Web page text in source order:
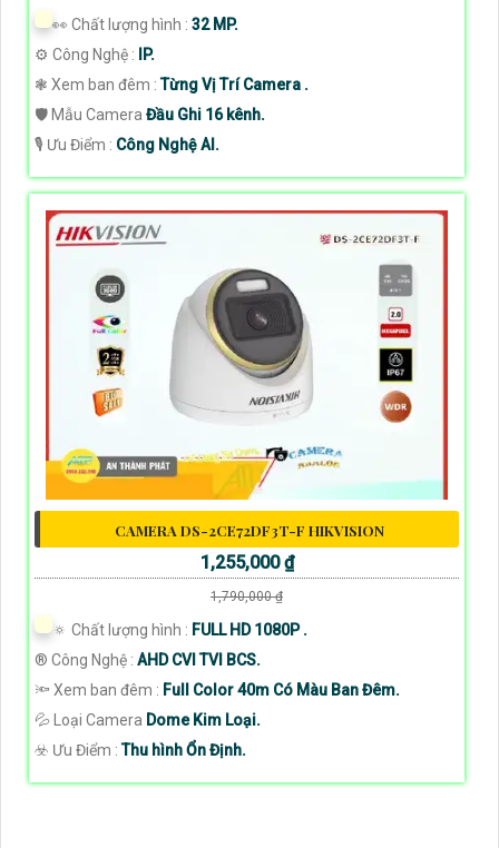
️👀 Chất lượng hình : 32 MP.
⚙ Công Nghệ :
IP.
❃ Xem ban đêm :Từng Vị Trí Camera .
🛡 Mẫu Camera Đầu Ghi 16 kênh.
️🎙 Ưu Điểm : Công Nghệ AI.
CAMERA DS-2CE72DF3T-F HIKVISION
1,255,000 ₫
1,790,000 ₫
🔅 Chất lượng hình : FULL HD 1080P .
®️ Công Nghệ : AHD CVI TVI BCS.
🔦 Xem ban đêm : Full Color 40m Có Màu Ban Đêm.
💦 Loại Camera Dome Kim Loại.
️☣️ Ưu Điểm :Thu hình Ổn Định.